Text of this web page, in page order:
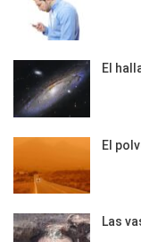
El
El
Las